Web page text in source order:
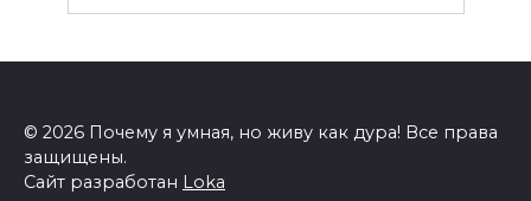
© 2026 Почему я умная, но живу как дура! Все права
защищены.
Сайт разработан Loka